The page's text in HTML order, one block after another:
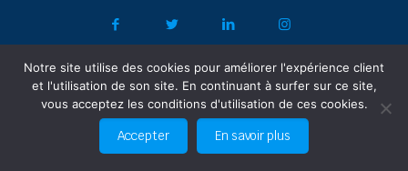
© 2022 ADL Security SPRL/BVBA | Politique de confidentialité
Vertrouwelijkheidsbeleid | Powered by SF Concept
FR
Notre site utilise des cookies pour améliorer l'expérience client
et l'utilisation de son site. En continuant à surfer sur ce site,
vous acceptez les conditions d'utilisation de ces cookies.
Accepter En savoir plus